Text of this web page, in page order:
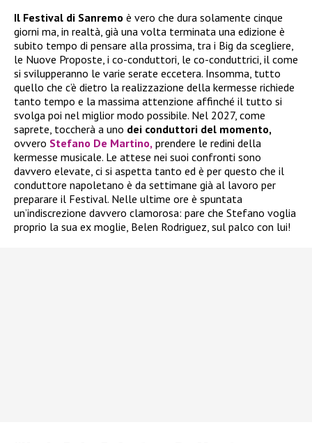
Il Festival di Sanremo è vero che dura solamente cinque
giorni ma, in realtà, già una volta terminata una edizione è
subito tempo di pensare alla prossima, tra i Big da scegliere,
le Nuove Proposte, i co-conduttori, le co-conduttrici, il come
si svilupperanno le varie serate eccetera. Insomma, tutto
quello che c’è dietro la realizzazione della kermesse richiede
tanto tempo e la massima attenzione affinché il tutto si
svolga poi nel miglior modo possibile. Nel 2027, come
saprete, toccherà a uno dei conduttori del momento,
ovvero Stefano De Martino, prendere le redini della
kermesse musicale. Le attese nei suoi confronti sono
davvero elevate, ci si aspetta tanto ed è per questo che il
conduttore napoletano è da settimane già al lavoro per
preparare il Festival. Nelle ultime ore è spuntata
un’indiscrezione davvero clamorosa: pare che Stefano voglia
proprio la sua ex moglie, Belen Rodriguez, sul palco con lui!